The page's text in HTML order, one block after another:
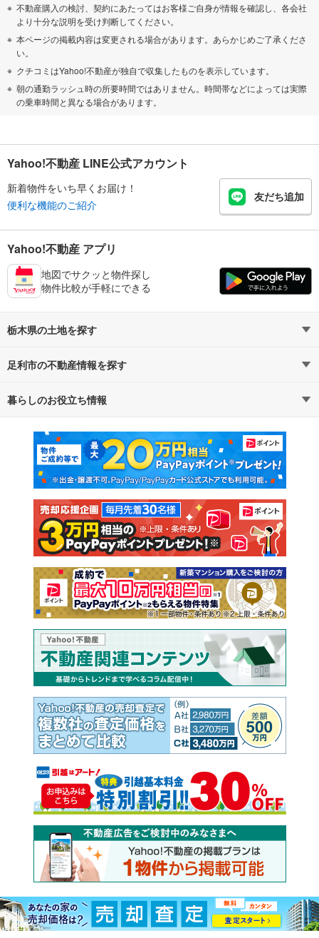
不動産購入の検討、契約にあたってはお客様ご自身が情報を確認し、各会社
より十分な説明を受け判断してください。
本ページの掲載内容は変更される場合があります。あらかじめご了承くださ
い。
クチコミはYahoo!不動産が独自で収集したものを表示しています。
朝の通勤ラッシュ時の所要時間ではありません。時間帯などによっては実際
の乗車時間と異なる場合があります。
Yahoo!不動産 LINE公式アカウント
新着物件をいち早くお届け！
便利な機能のご紹介
友だち追加
Yahoo!不動産 アプリ
地図でサクッと物件探し
物件比較が手軽にできる
栃木県の土地を探す
路線・駅から探す
通勤・通学時間から探す
足利市の不動産情報を探す
不動産・住宅
新築マンション 中古マンション
新築一戸建て 中古一戸建て
注文住宅 土地
売却査定
暮らしのお役立ち情報
マンションカタログ 教えて！住まいの先生